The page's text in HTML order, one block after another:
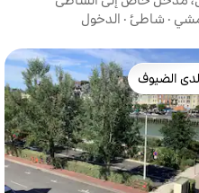
· شاطئ · الدخول
المفضّلة لدى الضيوف
الضيوف